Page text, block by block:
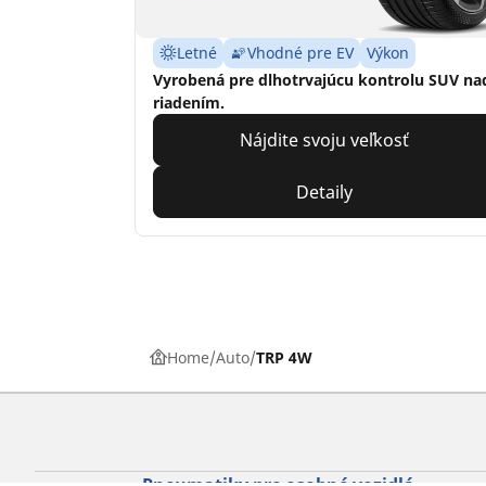
Letné Vhodné pre EV
Výkon
Vyrobená pre dlhotrvajúcu kontrolu SUV
riadením.
Nájdite svoju veľkosť
Detaily
Home Auto TRP 4W